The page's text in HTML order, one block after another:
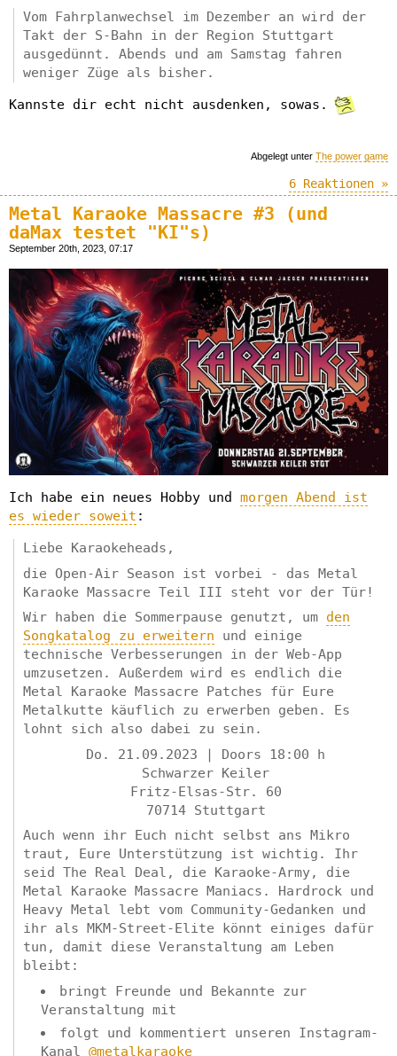
Vom Fahrplanwechsel im Dezember an wird der
Takt der S-Bahn in der Region Stuttgart
ausgedünnt. Abends und am Samstag fahren
weniger Züge als bisher.
Kannste dir echt nicht ausdenken, sowas.
Abgelegt unter The power game
6 Reaktionen »
Metal Karaoke Massacre #3 (und
daMax testet "KI"s)
September 20th, 2023, 07:17
Ich habe ein neues Hobby und morgen Abend ist
es wieder soweit :
Liebe Karaokeheads,
die Open-Air Season ist vorbei - das Metal
Karaoke Massacre Teil III steht vor der Tür!
Wir haben die Sommerpause genutzt, um den
Songkatalog zu erweitern und einige
technische Verbesserungen in der Web-App
umzusetzen. Außerdem wird es endlich die
Metal Karaoke Massacre Patches für Eure
Metalkutte käuflich zu erwerben geben. Es
lohnt sich also dabei zu sein.
Do. 21.09.2023 | Doors 18:00 h
Schwarzer Keiler
Fritz-Elsas-Str. 60
70714 Stuttgart
Auch wenn ihr Euch nicht selbst ans Mikro
traut, Eure Unterstützung ist wichtig. Ihr
seid The Real Deal, die Karaoke-Army, die
Metal Karaoke Massacre Maniacs. Hardrock und
Heavy Metal lebt vom Community-Gedanken und
ihr als MKM-Street-Elite könnt einiges dafür
tun, damit diese Veranstaltung am Leben
bleibt:
bringt Freunde und Bekannte zur
Veranstaltung mit
folgt und kommentiert unseren Instagram-
Kanal @metalkaraoke